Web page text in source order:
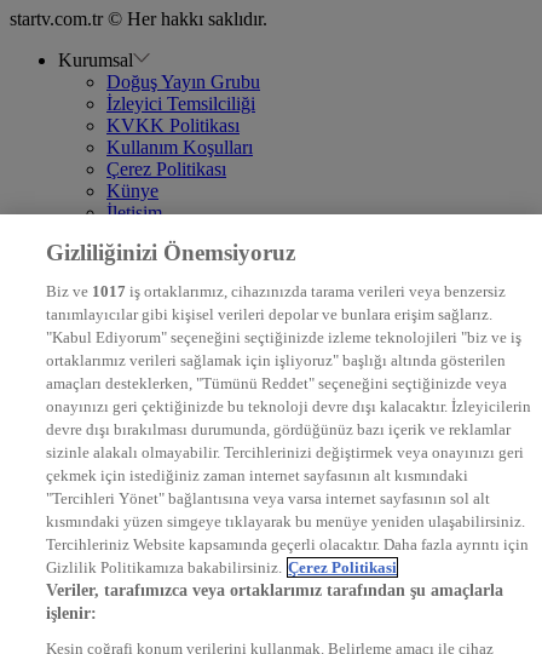
startv.com.tr © Her hakkı saklıdır.
Kurumsal
Doğuş Yayın Grubu
İzleyici Temsilciliği
KVKK Politikası
Kullanım Koşulları
Çerez Politikası
Künye
İletişim
DYG Televizyonlar
STAR
EURO STAR
KRAL POP TV
DYG Radyolar
NTV RADYO
KRAL FM
KRAL POP
EKSEN
VOYAGE
DYG Dijital
ntv.com.tr
ntvspor.net
secim.ntv.com.tr
startv.com.tr
kralmuzik.com.tr
Gizliliğinizi Önemsiyoruz
Biz ve 1017 iş ortaklarımız, cihazınızda tarama verileri veya benzersiz
tanımlayıcılar gibi kişisel verileri depolar ve bunlara erişim sağlarız.
"Kabul Ediyorum" seçeneğini seçtiğinizde izleme teknolojileri "biz ve iş
ortaklarımız verileri sağlamak için işliyoruz" başlığı altında gösterilen
amaçları desteklerken, "Tümünü Reddet" seçeneğini seçtiğinizde veya
onayınızı geri çektiğinizde bu teknoloji devre dışı kalacaktır. İzleyicilerin
devre dışı bırakılması durumunda, gördüğünüz bazı içerik ve reklamlar
sizinle alakalı olmayabilir. Tercihlerinizi değiştirmek veya onayınızı geri
çekmek için istediğiniz zaman internet sayfasının alt kısmındaki
"Tercihleri Yönet" bağlantısına veya varsa internet sayfasının sol alt
kısmındaki yüzen simgeye tıklayarak bu menüye yeniden ulaşabilirsiniz.
Tercihleriniz Website kapsamında geçerli olacaktır. Daha fazla ayrıntı için
Gizlilik Politikamıza bakabilirsiniz. Çerez Politikasi
Veriler, tarafımızca veya ortaklarımız tarafından şu amaçlarla
işlenir:
Kesin coğrafi konum verilerini kullanmak. Belirleme amacı ile cihaz